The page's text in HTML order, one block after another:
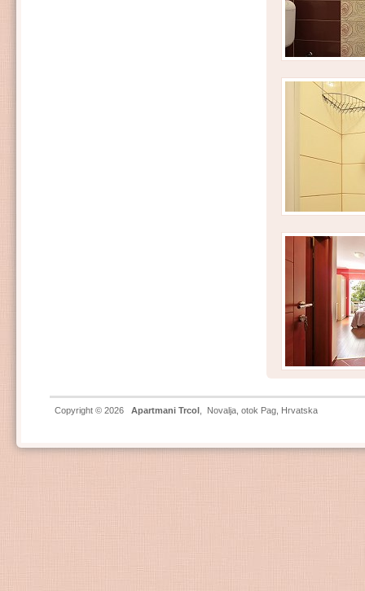
Copyright © 2026 Apartmani Trcol Novalja otok Pag , Hrvatska